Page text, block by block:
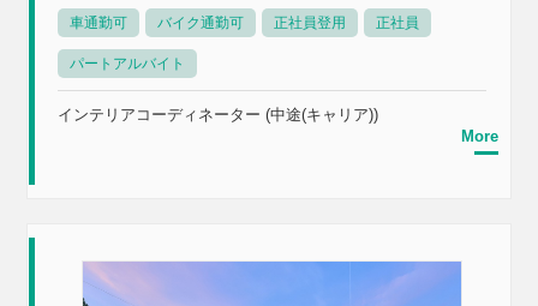
車通勤可 バイク通勤可 正社員登用 正社員
パートアルバイト
インテリアコーディネーター (中途(キャリア))
More